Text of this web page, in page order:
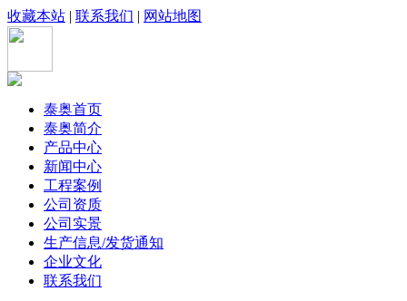
收藏本站 | 联系我们 | 网站地图
泰奥首页
泰奥简介
产品中心
新闻中心
工程案例
公司资质
公司实景
生产信息/发货通知
企业文化
联系我们